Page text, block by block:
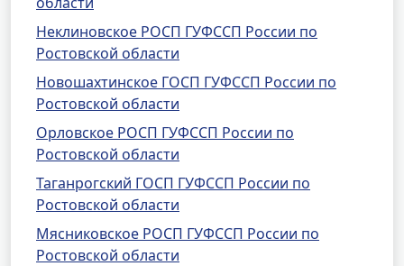
Неклиновское РОСП ГУФССП России по
Ростовской области
Новошахтинское ГОСП ГУФССП России по
Ростовской области
Орловское РОСП ГУФССП России по
Ростовской области
Таганрогский ГОСП ГУФССП России по
Ростовской области
Мясниковское РОСП ГУФССП России по
Ростовской области